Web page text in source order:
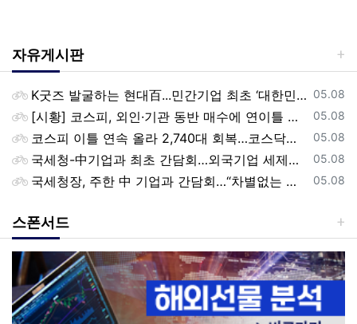
자유게시판
등록일
05.08
K굿즈 발굴하는 현대百...민간기업 최초 ‘대한민국 관광공모전’ 후원
등록일
05.08
[시황] 코스피, 외인·기관 동반 매수에 연이틀 상승…2745.05 마감
등록일
05.08
코스피 이틀 연속 올라 2,740대 회복…코스닥은 강보합(종합)
등록일
05.08
국세청-中기업과 최초 간담회…외국기업 세제혜택 등 논의
등록일
05.08
국세청장, 주한 中 기업과 간담회…“차별없는 공정과세 약속”
스폰서드